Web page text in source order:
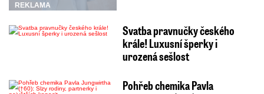
REKLAMA
Svatba pravnučky českého
krále! Luxusní šperky i
urozená sešlost
Pohřeb chemika Pavla